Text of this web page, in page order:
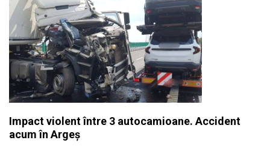
Impact violent între 3 autocamioane. Accident
acum în Argeș